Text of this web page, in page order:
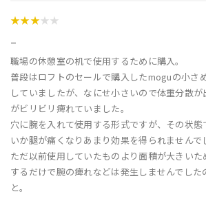
★★★★★
職場の休憩室の机で使用するために購入。
普段はロフトのセールで購入したmoguの小さ
していましたが、なにせ小さいので体重分散
がビリビリ痺れていました。
穴に腕を入れて使用する形式ですが、その状
いか腿が痛くなりあまり効果を得られませんで
ただ以前使用していたものより面積が大きい
するだけで腕の痺れなどは発生しませんでし
と。